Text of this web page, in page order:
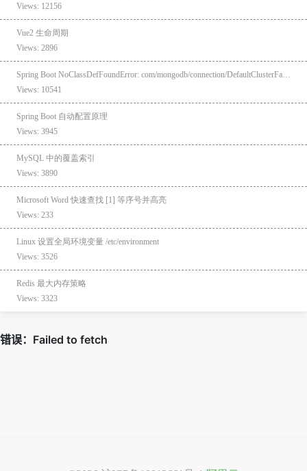
Views: 12156
Vue2 生命周期
Views: 2896
Views: 10541
Spring Boot 自动配置原理
Views: 3945
MySQL 中的覆盖索引
Views: 3890
Microsoft Word 快速查找 [1] 等序号并高亮
Views: 233
Linux 设置全局环境变量 /etc/environment
Views: 3526
Redis 最大内存策略
Views: 3323